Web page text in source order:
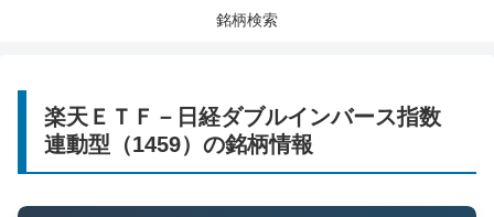
銘柄検索
楽天ＥＴＦ－日経ダブルインバース指数
連動型（1459）の銘柄情報